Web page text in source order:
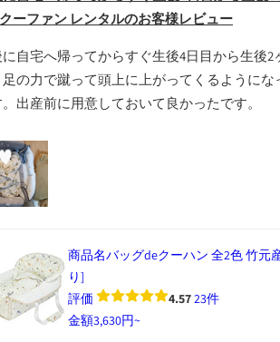
ーファン レンタルのお客様レビュー
自宅へ帰ってからすぐ生後4日目から生後
足の力で蹴って頭上に上がってくるように
出産前に用意しておいて良かったです。
商品名バッグdeクーハン 全2色 竹元
り]
評価
4.5723件
金額3,630円~